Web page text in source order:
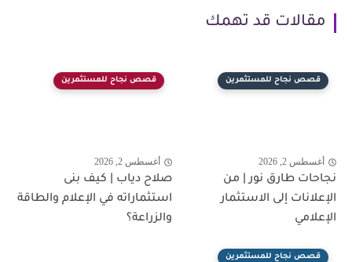
مقالات قد تهمك
قصص نجاح للمستثمرين
أغسطس 2, 2026
نجاحات طارق نور | من
الإعلانات إلى الاستثمار
الإعلامي
قصص نجاح للمستثمرين
أغسطس 2, 2026
صلاح دياب | كيف بنى
استثماراته في الإعلام والطاقة
والزراعة؟
قصص نجاح للمستثمرين